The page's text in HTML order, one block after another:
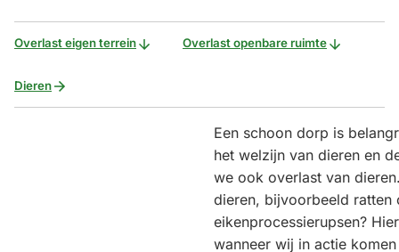
Overlast eigen terrein Overlast openbare ruimte
Dieren
Een schoon dorp is
het welzijn van dieren en
we ook overlast van
dieren, bijvoorbeeld ratten
eikenprocessierupsen?
wanneer wij in actie